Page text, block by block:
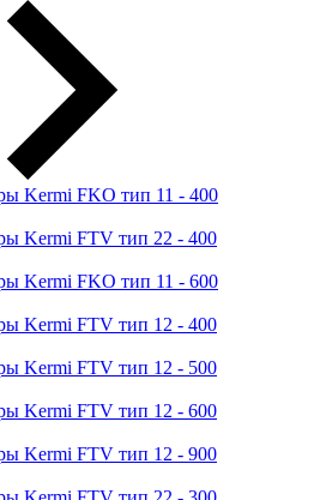
Kermi FKO тип 11 - 400
Kermi FTV тип 22 - 400
Kermi FKO тип 11 - 600
Kermi FTV тип 12 - 400
Kermi FTV тип 12 - 500
Kermi FTV тип 12 - 600
Kermi FTV тип 12 - 900